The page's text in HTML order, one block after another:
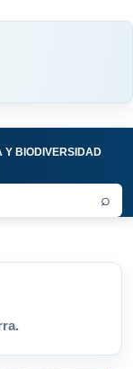
Y BIODIVERSIDAD
⌕